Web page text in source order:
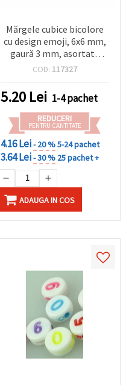
Mărgele cubice bicolore
cu design emoji, 6x6 mm,
gaură 3 mm, asortate
(MIX) - 20 g (~120 buc.)
COD: 117327
5.20 Lei 1-4 pachet
REDUCERI
PENTRU CANTITATE
4.16 Lei- 20 %5-24 pachet
3.64 Lei- 30 % 25 pachet +
ADAUGA IN COS